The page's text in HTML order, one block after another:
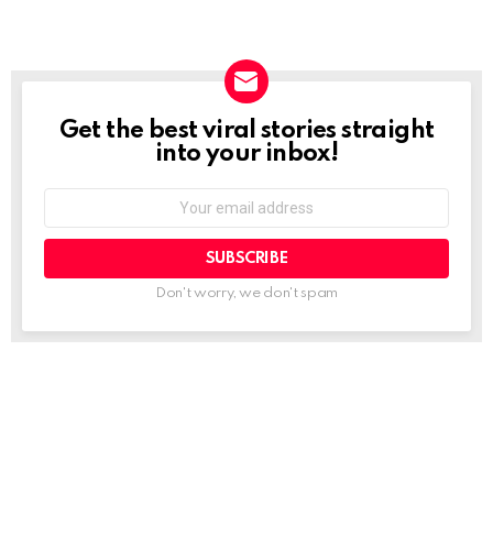
NEWSLETTER
Get the best viral stories straight
into your inbox!
Don't worry, we don't spam